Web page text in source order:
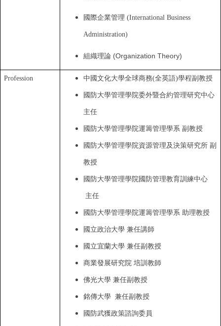
國際企業管理 (International Business
Administration)
組織理論 (Organization Theory)
Profession 中國文化大學全球商務(全英語)學程副教授
國防大學管理學院委外暨合約管理研究中心
主任
國防大學管理學院運籌管理學系 副教授
國防大學管理學院資源管理及決策研究所 副
教授
國防大學管理學院國防管理教育訓練中心
主任
國防大學管理學院運籌管理學系 助理教授
國立政治大學 兼任講師
國立宜蘭大學 兼任副教授
商業發展研究院 培訓教師
佛光大學 兼任副教授
銘傳大學 兼任副教授
國防武獲政策諮詢委員